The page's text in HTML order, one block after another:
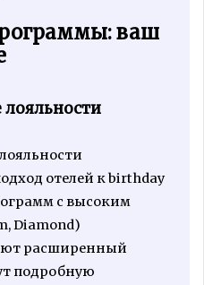
ваш
лояльности
отелей к birthday
с высоким
Diamond)
расширенный
подробную